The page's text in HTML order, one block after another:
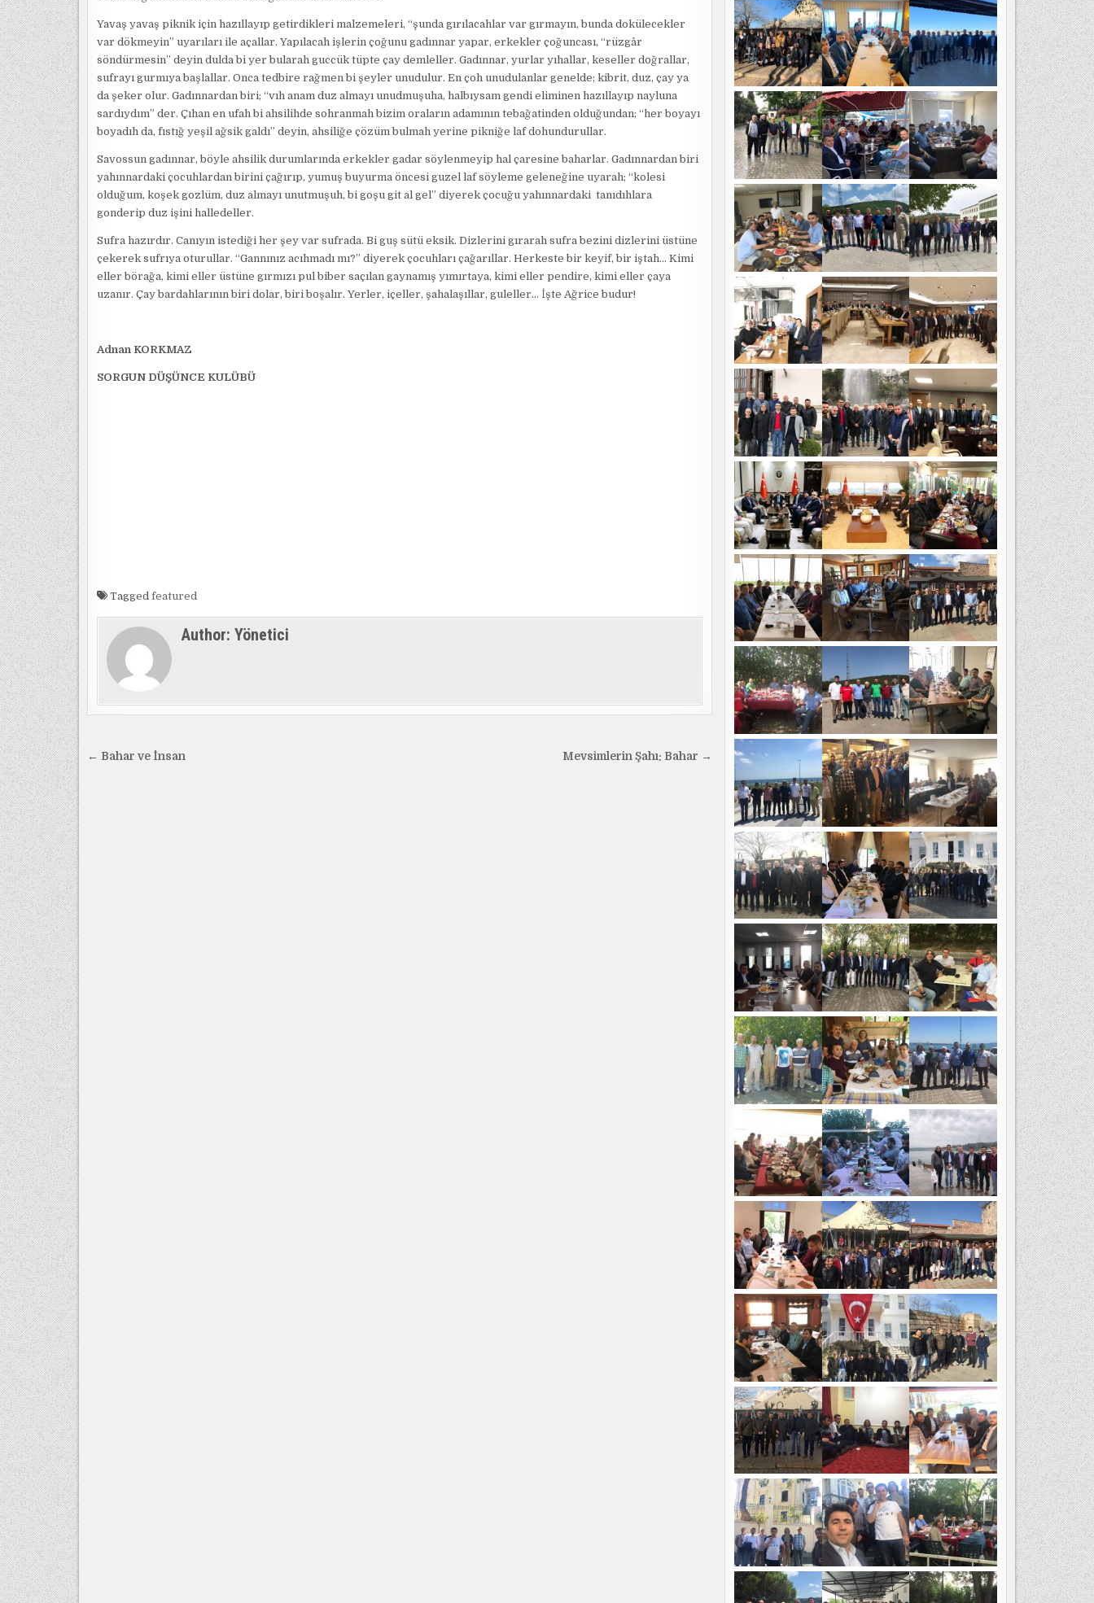
Yavaş yavaş piknik için hazıllayıp getirdikleri malzemeleri, “şunda gırılacahlar var gırmayın, bunda dokülecekler
var dökmeyin” uyarıları ile açallar. Yapılacah işlerin çoğunu gadınnar yapar, erkekler çoğuncası, “rüzgâr
söndürmesin” deyin dulda bi yer bularah guccük tüpte çay demleller. Gadınnar, yurlar yıhallar, keseller doğrallar,
sufrayı gurmıya başlallar. Onca tedbire rağmen bi şeyler unudulur. En çoh unudulanlar genelde; kibrit, duz, çay ya
da şeker olur. Gadınnardan biri; “vıh anam duz almayı unudmuşuha, halbıysam gendi eliminen hazıllayıp nayluna
sardıydım” der. Çıhan en ufah bi ahsilihde sohranmah bizim oraların adamının tebağatinden olduğundan; “her boyayı
boyadıh da, fıstığ yeşil ağsik galdı” deyin, ahsiliğe çözüm bulmah yerine pikniğe laf dohundurullar.
Savossun gadınnar, böyle ahsilik durumlarında erkekler gadar söylenmeyip hal çaresine baharlar. Gadınnardan biri
yahınnardaki çocuhlardan birini çağırıp, yumuş buyurma öncesi guzel laf söyleme geleneğine uyarah; “kolesi
olduğum, koşek gozlüm, duz almayı unutmuşuh, bi goşu git al gel” diyerek çocuğu yahınnardaki tanıdıhlara
gonderip duz işini halledeller.
Sufra hazırdır. Canıyın istediği her şey var sufrada. Bi guş sütü eksik. Dizlerini gırarah sufra bezini dizlerini üstüne
çekerek sufrıya oturullar. “Gannınız acıhmadı mı?” diyerek çocuhları çağarıllar. Herkeste bir keyif, bir iştah… Kimi
eller börağa, kimi eller üstüne gırmızı pul biber saçılan gaynamış yımırtaya, kimi eller pendire, kimi eller çaya
uzanır. Çay bardahlarının biri dolar, biri boşalır. Yerler, içeller, şahalaşıllar, guleller… İşte Ağrice budur!
Adnan KORKMAZ
SORGUN DÜŞÜNCE KULÜBÜ
Tagged featured
Author: Yönetici
Yazı Mevsimlerin Şahı: Bahar →
← Bahar ve İnsan